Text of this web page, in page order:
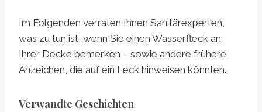
Im Folgenden verraten Ihnen Sanitärexperten,
was zu tun ist, wenn Sie einen Wasserfleck an
Ihrer Decke bemerken – sowie andere frühere
Anzeichen, die auf ein Leck hinweisen könnten.
Verwandte Geschichten